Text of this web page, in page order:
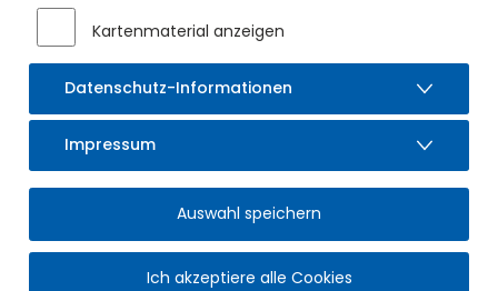
Wir bitten um Ihr Verständnis.
Kartenmaterial anzeigen
Datenschutz-Informationen
Impressum
Auswahl speichern
Ich akzeptiere alle Cookies